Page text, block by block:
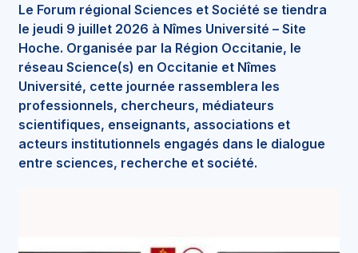
Le Forum régional Sciences et Société se tiendra
le jeudi 9 juillet 2026 à Nîmes Université – Site
Hoche. Organisée par la Région Occitanie, le
réseau Science(s) en Occitanie et Nîmes
Université, cette journée rassemblera les
professionnels, chercheurs, médiateurs
scientifiques, enseignants, associations et
acteurs institutionnels engagés dans le dialogue
entre sciences, recherche et société.